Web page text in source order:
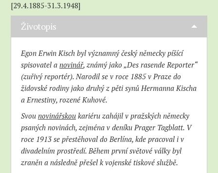
[29.4.1885-31.3.1948]
Životopis
Egon Erwin Kisch byl významný český německy píšící
spisovatel a novinář, známý jako „Des rasende Reporter“
(zuřivý reportér). Narodil se v roce 1885 v Praze do
židovské rodiny jako druhý z pěti synů Hermanna Kischa
a Ernestiny, rozené Kuhové.
Svou novinářskou kariéru zahájil v pražských německy
psaných novinách, zejména v deníku Prager Tagblatt. V
roce 1913 se přestěhoval do Berlína, kde pracoval i v
divadelním prostředí. Během první světové války byl
zraněn a následně přešel k vojenské tiskové službě.